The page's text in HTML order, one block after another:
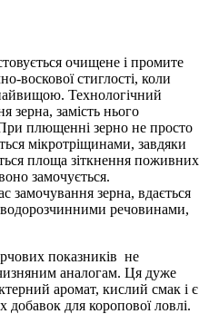
очищене і промите
воскової стиглості, коли
Технологічний
зерна, замість нього
плющенні зерно не просто
мікротріщинами, завдяки
площа зіткнення поживних
замочується.
замочування зерна, вдається
речовинами,
показників не
аналогам. Ця дуже
аромат, кислий смак і є
для коропової ловлі.